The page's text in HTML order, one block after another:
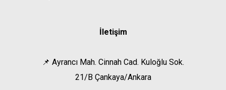
İletişim
📌 Ayrancı Mah. Cinnah Cad. Kuloğlu Sok.
21/B Çankaya/Ankara